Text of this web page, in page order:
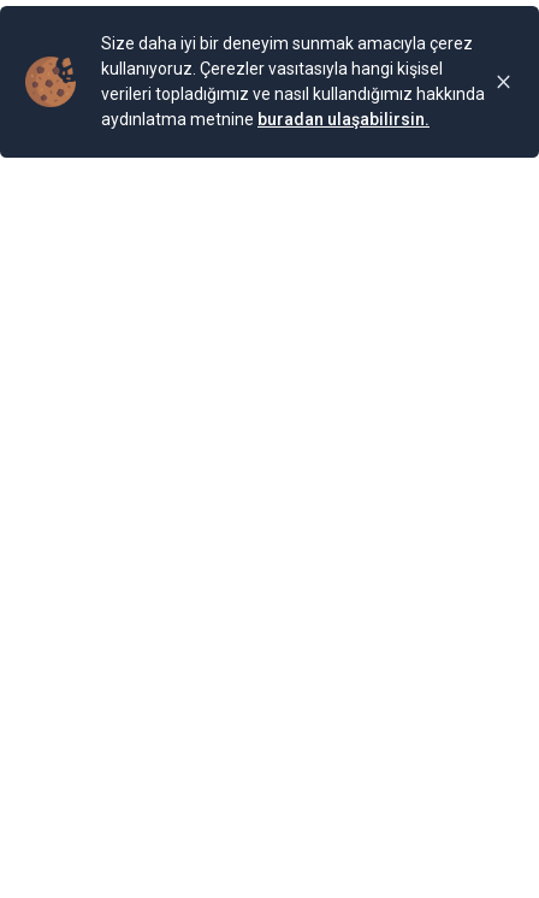
Yenigun
Size daha iyi bir deneyim sunmak amacıyla çerez
kullanıyoruz. Çerezler vasıtasıyla hangi kişisel
verileri topladığımız ve nasıl kullandığımız hakkında
aydınlatma metnine buradan ulaşabilirsin.